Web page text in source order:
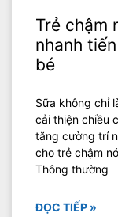
Trẻ chậm
nhanh
bé
Sữa không chỉ
cải thiện chiều
tăng cường trí
cho trẻ chậm
Thông thường
ĐỌC TIẾP »